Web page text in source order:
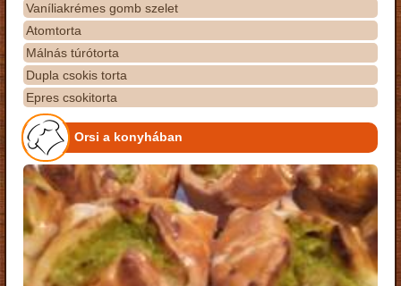
Vaníliakrémes gomb szelet
Atomtorta
Málnás túrótorta
Dupla csokis torta
Epres csokitorta
Orsi a konyhában